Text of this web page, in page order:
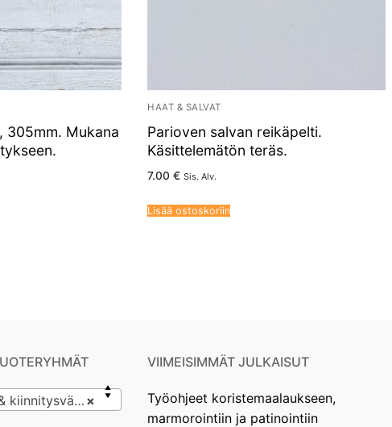
305mm. Mukana
HAAT & SALVAT
Parioven salvan reikäpelti.
Käsittelemätön teräs.
7.00 € Sis. Alv.
Lisää ostoskoriin
×
VIIMEISIMMÄT JULKAISUT
Työohjeet koristemaalaukseen,
marmorointiin ja patinointiin